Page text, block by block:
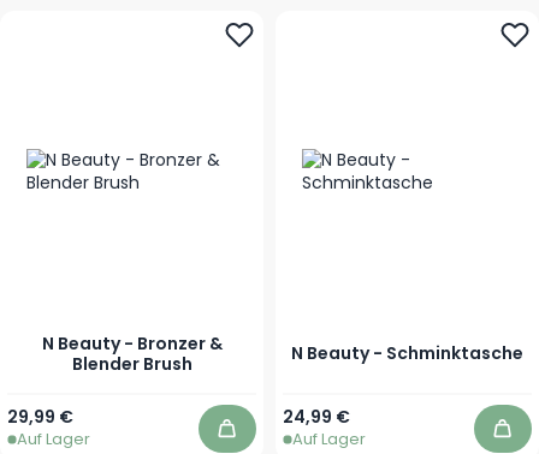
N Beauty - Bronzer &
Blender Brush
29,99 €
Auf Lager In den Warenkorb
N Beauty - Schminktasche
24,99 €
Auf Lager In